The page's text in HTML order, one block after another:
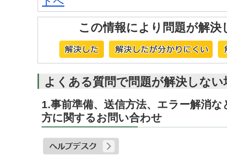
この情報により問題が解決
よくある質問で問題が解決しな
1.事前準備、送信方法、エラー解消
方に関するお問い合わせ